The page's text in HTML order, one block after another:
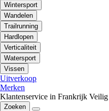
Wintersport
Wandelen
Trailrunning
Hardlopen
Verticaliteit
Watersport
Vissen
Uitverkoop
Merken
Klantenservice in Frankrijk Veilig
Zoeken